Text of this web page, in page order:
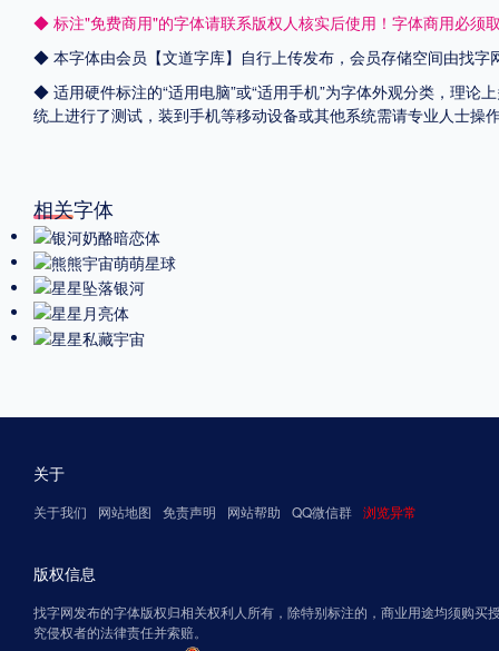
◆ 标注"免费商用"的字体请联系版权人核实后使用！字体商用必须
◆ 本字体由会员【文道字库】自行上传发布，会员存储空间由找
◆ 适用硬件标注的“适用电脑”或“适用手机”为字体外观分类，理论
统上进行了测试，装到手机等移动设备或其他系统需请专业人士
相关字体
关于
关于我们 网站地图 免责声明 网站帮助 QQ微信群 浏览异常
版权信息
找字网发布的字体版权归相关权利人所有，除特别标注的，商业用途均须购买
究侵权者的法律责任并索赔。